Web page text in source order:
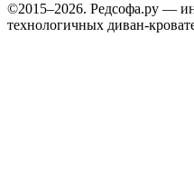
©2015–2026. Редсофа.ру —
технологичных диван-